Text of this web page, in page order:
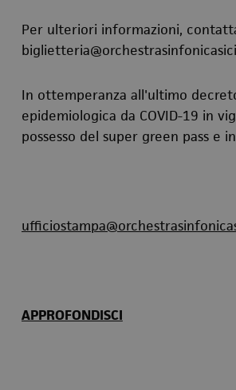
Per ulteriori informazioni,
In ottemperanza all'ultimo
epidemiologica da COVID-19 in
possesso del super green pass e
APPROFONDISCI